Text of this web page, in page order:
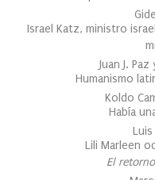
Israel Katz, ministro
Juan J.
Humanismo
Koldo
Había
Luis
Lili Marleen
El